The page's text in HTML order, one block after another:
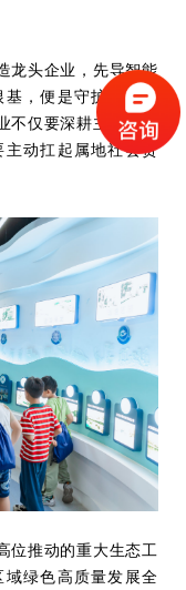
龙头企业，先导智能
，便是守护绿水青
不仅要深耕主业、以
动扛起属地社会责
位推动的重大生态工
绿色高质量发展全